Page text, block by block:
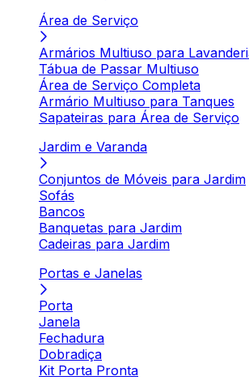
Área de Serviço
Armários Multiuso para
Tábua de Passar Multiuso
Área de Serviço Completa
Armário Multiuso para Tanques
Sapateiras para Área de Serviço
Jardim e Varanda
Conjuntos de Móveis para Jardim
Sofás
Bancos
Banquetas para Jardim
Cadeiras para Jardim
Portas e Janelas
Porta
Janela
Fechadura
Dobradiça
Kit Porta Pronta